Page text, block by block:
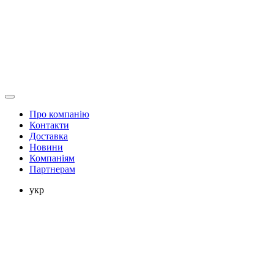
Про компанію
Контакти
Доставка
Новини
Компаніям
Партнерам
укр